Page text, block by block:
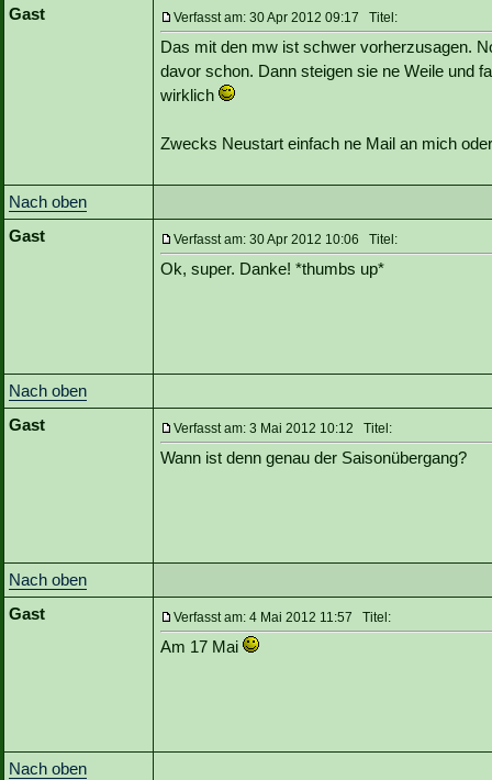
Gast
Verfasst am: 30 Apr 2012 09:17 Titel:
Das mit den mw ist schwer vorherzusagen.
davor schon. Dann steigen sie ne Weile und
wirklich
Zwecks Neustart einfach ne Mail an mich
Nach oben
Gast
Verfasst am: 30 Apr 2012 10:06 Titel:
Ok, super. Danke! *thumbs up*
Nach oben
Gast
Verfasst am: 3 Mai 2012 10:12 Titel:
Wann ist denn genau der Saisonübergang?
Nach oben
Gast
Verfasst am: 4 Mai 2012 11:57 Titel:
Am 17 Mai
Nach oben